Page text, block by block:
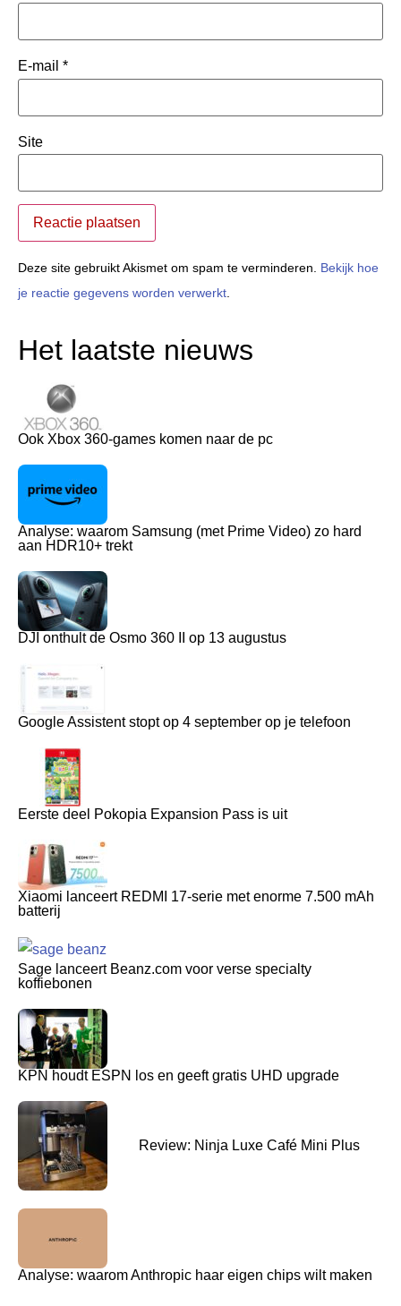
E-mail *
Site
Deze site gebruikt Akismet om spam te verminderen. Bekijk hoe
je reactie gegevens worden verwerkt
Het laatste nieuws
Ook Xbox 360-games komen naar de pc
Analyse: waarom Samsung (met Prime Video) zo hard
aan HDR10+ trekt
DJI onthult de Osmo 360 II op 13 augustus
Google Assistent stopt op 4 september op je telefoon
Eerste deel Pokopia Expansion Pass is uit
Xiaomi lanceert REDMI 17-serie met enorme 7.500 mAh
batterij
Sage lanceert Beanz.com voor verse specialty
koffiebonen
KPN houdt ESPN los en geeft gratis UHD upgrade
Review: Ninja Luxe Café Mini Plus
Analyse: waarom Anthropic haar eigen chips wilt maken